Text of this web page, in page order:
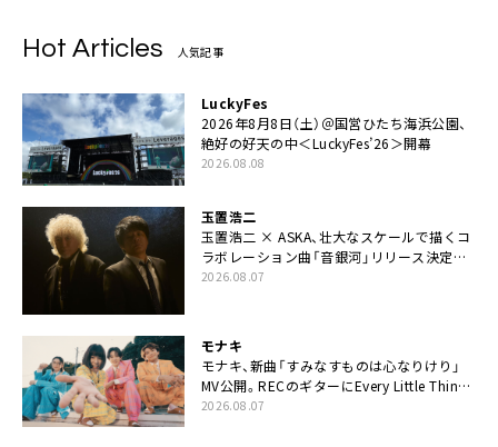
Hot Articles 人気記事
LuckyFes
2026年8月8日（土）＠国営ひたち海浜公園、
絶好の好天の中＜LuckyFes’26＞開幕
2026.08.08
玉置浩二
玉置浩二 × ASKA、壮大なスケールで描くコ
ラボレーション曲「音銀河」リリース決定。
カップリングには新曲「命の宿り」収録も
2026.08.07
モナキ
モナキ、新曲「すみなすものは心なりけり」
MV公開。RECのギターにEvery Little Thing・
伊藤一朗参加も
2026.08.07